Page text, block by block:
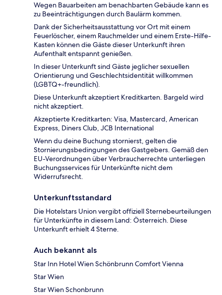
Wegen Bauarbeiten am benachbarten Gebäude kann es
zu Beeinträchtigungen durch Baulärm kommen.
Dank der Sicherheitsausstattung vor Ort mit einem
Feuerlöscher, einem Rauchmelder und einem Erste-Hilfe-
Kasten können die Gäste dieser Unterkunft ihren
Aufenthalt entspannt genießen.
In dieser Unterkunft sind Gäste jeglicher sexuellen
Orientierung und Geschlechtsidentität willkommen
(LGBTQ+-freundlich).
Diese Unterkunft akzeptiert Kreditkarten. Bargeld wird
nicht akzeptiert.
Akzeptierte Kreditkarten: Visa, Mastercard, American
Express, Diners Club, JCB International
Wenn du deine Buchung stornierst, gelten die
Stornierungsbedingungen des Gastgebers. Gemäß den
EU-Verordnungen über Verbraucherrechte unterliegen
Buchungsservices für Unterkünfte nicht dem
Widerrufsrecht.
Unterkunftsstandard
Die Hotelstars Union vergibt offiziell Sternebeurteilungen
für Unterkünfte in diesem Land: Österreich. Diese
Unterkunft erhielt 4 Sterne.
Auch bekannt als
Star Inn Hotel Wien Schönbrunn Comfort Vienna
Star Wien
Star Wien Schonbrunn